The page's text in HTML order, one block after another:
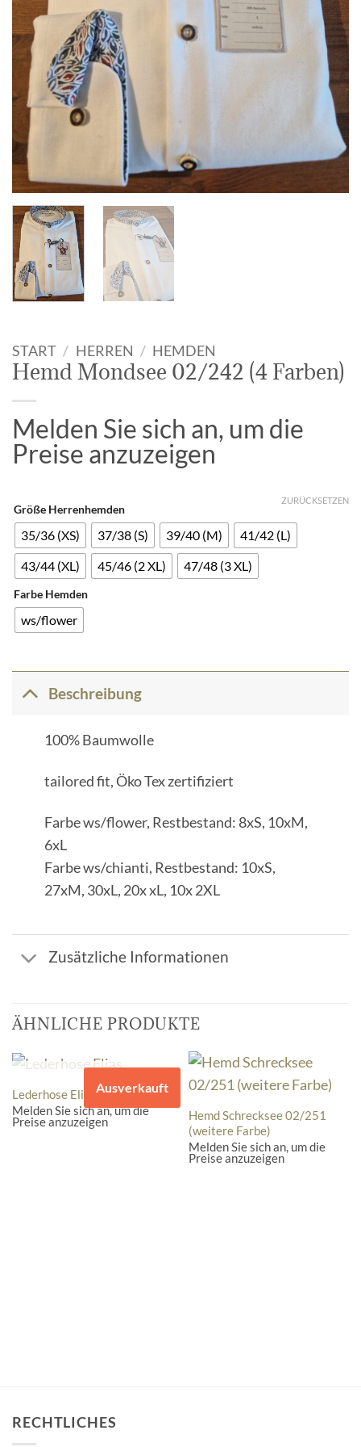
START / HERREN / HEMDEN
Hemd Mondsee 02/242 (4 Farben)
Melden Sie sich an, um die
Preise anzuzeigen
Größe Herrenhemden
35/36 (XS) 37/38 (S) 39/40 (M)
41/42 (L)
43/44 (XL)
45/46 (2 XL) 47/48 (3 XL)
Farbe Hemden
ws/flower
ZURÜCKSETZEN
Beschreibung
100% Baumwolle
tailored fit, Öko Tex zertifiziert
Farbe ws/flower, Restbestand: 8xS, 10xM,
6xL
Farbe ws/chianti, Restbestand: 10xS,
27xM, 30xL, 20x xL, 10x 2XL
Zusätzliche Informationen
ÄHNLICHE PRODUKTE
NICHT VORRÄTIG
Ausverkauft
Lederhose Elias
Melden Sie sich an, um die
Preise anzuzeigen
Hemd Schrecksee 02/251
(weitere Farbe)
Melden Sie sich an, um die
Preise anzuzeigen
RECHTLICHES